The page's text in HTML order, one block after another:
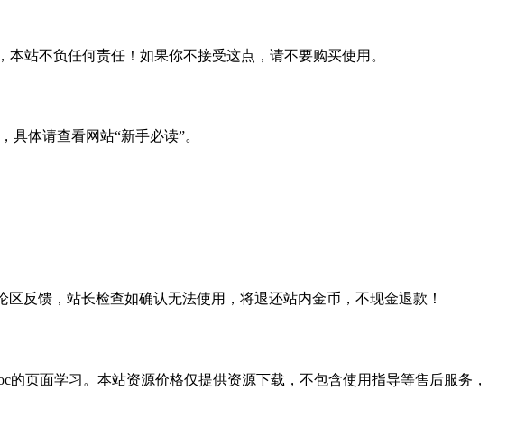
站不负任何责任！如果你不接受这点，请不要购买使用。
具体请查看网站“新手必读”。
反馈，站长检查如确认无法使用，将退还站内金币，不现金退款！
页面学习。本站资源价格仅提供资源下载，不包含使用指导等售后服务，